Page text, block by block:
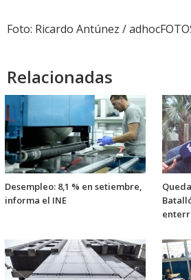
Foto: Ricardo Antúnez /
Relacionadas
Desempleo: 8,1 % en setiembre,
informa el INE